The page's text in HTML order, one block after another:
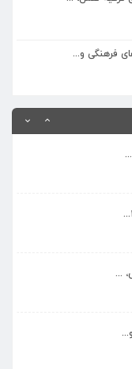
فرهنگی و...
...